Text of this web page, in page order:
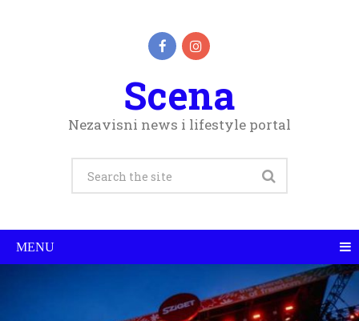
Scena
Nezavisni news i lifestyle portal
MENU